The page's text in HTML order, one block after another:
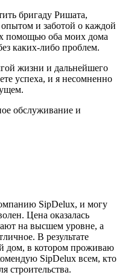
бригаду Ришата,
и заботой о каждой
помощью оба моих дома
каких-либо проблем.
жизни и дальнейшего
успеха, и я несомненно
обслуживание и
SipDelux, и могу
Цена оказалась
на высшем уровне, а
В результате
дом, в котором проживаю
SipDelux всем, кто
строительства.